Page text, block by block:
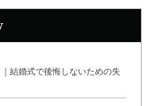
結婚式で後悔しないための失